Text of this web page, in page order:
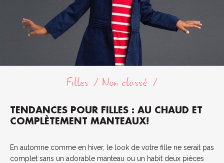
Filles Non classé
TENDANCES POUR FILLES : AU CHAUD ET
COMPLÈTEMENT MANTEAUX!
En automne comme en hiver, le look de votre fille ne serait pas
complet sans un adorable manteau ou un habit deux pièces